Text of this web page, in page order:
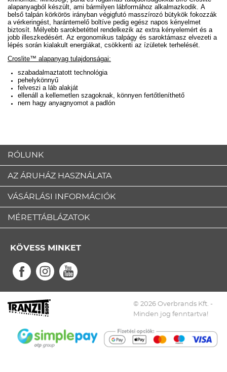
alapanyagból készült, ami bármilyen lábformához alkalmazkodik. A
belső talpán körkörös irányban végigfutó masszírozó bütykök fokozzák
a vérkeringést, harántemelő boltíve pedig egész napos kényelmet
biztosít. Mélyebb sarokbetéttel rendelkezik az extra kényelemért és a
jobb illeszkedésért. Az ergonomikus talpágy és saroktámasz elvezeti a
lépés során kialakult energiákat, csökkenti az ízületek terhelését.
Croslite™ alapanyag tulajdonságai:
szabadalmaztatott technológia
pehelykönnyű
felveszi a láb alakját
ellenáll a kellemetlen szagoknak, könnyen fertőtleníthető
nem hagy anyagnyomot a padlón
RÓLUNK
AZ ÁRUHÁZ HASZNÁLATA
VÁSÁRLÁSI INFORMÁCIÓK
MÉRETTÁBLÁZATOK
KÖVESS MINKET
© 2026 Overbrands Kft. -
Minden jog fenntartva!